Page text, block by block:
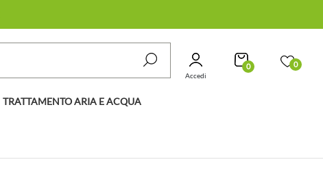
TRATTAMENTO ARIA E ACQUA
Accedi
0 0